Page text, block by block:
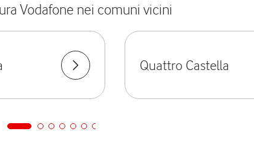
Vodafone nei comuni vicini
Quattro Castella